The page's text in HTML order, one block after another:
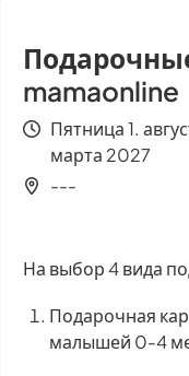
mamaonline
Пятница 1.
марта 2027
---
На выбор 4 вида
Подарочная
малышей 0-4